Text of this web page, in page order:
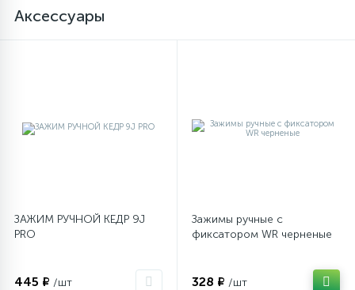
Аксессуары
ЗАЖИМ РУЧНОЙ КЕДР 9J
PRO
445 ₽ /шт
Зажимы ручные с
фиксатором WR черненые
328 ₽ /шт